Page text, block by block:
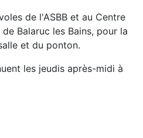
de l'ASBB et au Centre
Balaruc les Bains, pour la
et du ponton.
les jeudis après-midi à